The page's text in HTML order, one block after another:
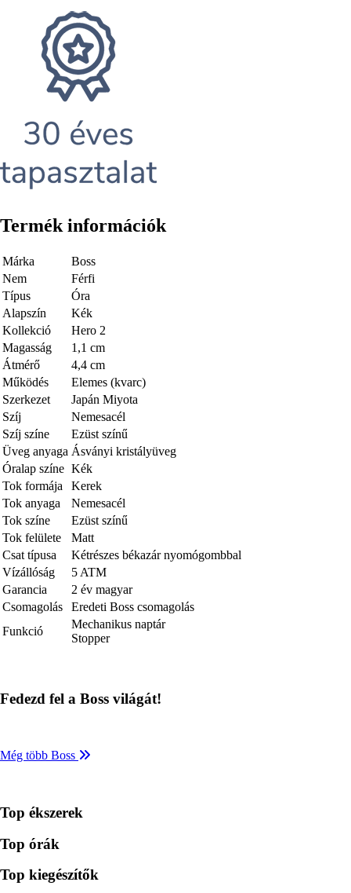
Termék információk
Márka
Boss
Nem
Férfi
Típus
Óra
Alapszín
Kék
Kollekció
Hero 2
Magasság
1,1 cm
Átmérő
4,4 cm
Működés
Elemes (kvarc)
Szerkezet
Japán Miyota
Szíj
Nemesacél
Szíj színe
Ezüst színű
Üveg anyaga Ásványi kristályüveg
Óralap színe Kék
Tok formája
Kerek
Tok anyaga
Nemesacél
Tok színe
Ezüst színű
Tok felülete
Matt
Csat típusa
Kétrészes békazár nyomógombbal
Vízállóság
5 ATM
Garancia
2 év magyar
Csomagolás
Eredeti Boss csomagolás
Funkció
Mechanikus naptár
Stopper
Fedezd fel a Boss világát!
Még több Boss
Top ékszerek
Top órák
Top kiegészítők